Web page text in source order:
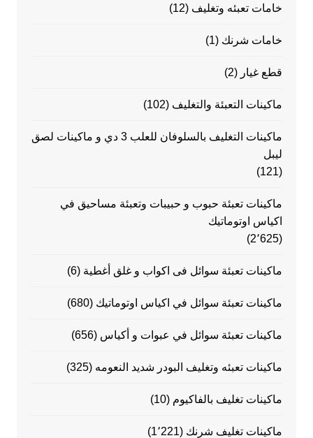
خامات تعبئه وتغليف (12)
خامات شرنك (1)
قطع غيار (2)
ماكينات التعبئة والتغليف (102)
ماكينات التغليف بالسلوفان للعلب 3 دي و ماكينات لصق
ليبل
(121)
ماكينات تعبئة حبوب و حبيبات وتعبئة مساحيق في
اكياس اوتوماتيك
(2٬625)
ماكينات تعبئة سوائل فى اكواب و غلق أغطية (6)
ماكينات تعبئة سوائل في اكياس اوتوماتيك (680)
ماكينات تعبئة سوائل في عبوات و أكياس (656)
ماكينات تعبئه وتغليف البودر شديد النعومه (325)
ماكينات تغليف بالفاكيوم (10)
ماكينات تغليف شرنك (1٬221)